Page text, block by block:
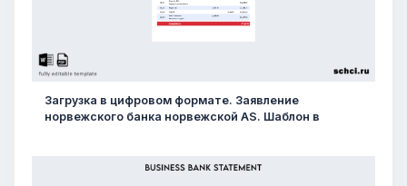
Загрузка в цифровом формате. Заявление
норвежского банка норвежской AS. Шаблон в